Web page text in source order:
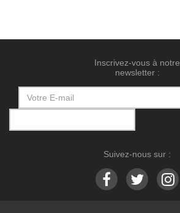
Inscrivez-vous à notre
newsletter :
Suivez-nous sur :